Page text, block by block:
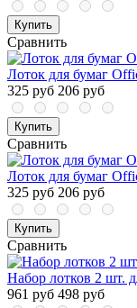
Купить
Сравнить
Лоток для бумаг
325 руб 206 руб
Купить
Сравнить
Лоток для бумаг
325 руб 206 руб
Купить
Сравнить
Набор лотков 2 шт.
961 руб 498 руб